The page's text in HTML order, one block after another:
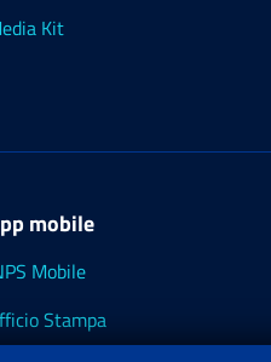
Kit
mobile
Mobile
Stampa